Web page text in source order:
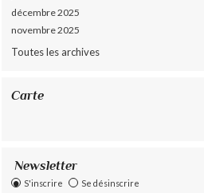
décembre 2025
novembre 2025
Toutes les archives
Carte
Newsletter
S'inscrire Se désinscrire